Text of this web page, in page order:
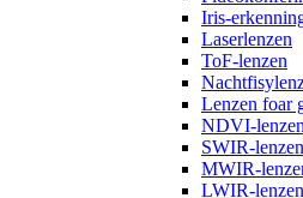
Iris-
Laserlenzen
ToF-lenzen
Lenzen foar
NDVI-lenzen
SWIR-lenzen
MWIR-
LWIR-